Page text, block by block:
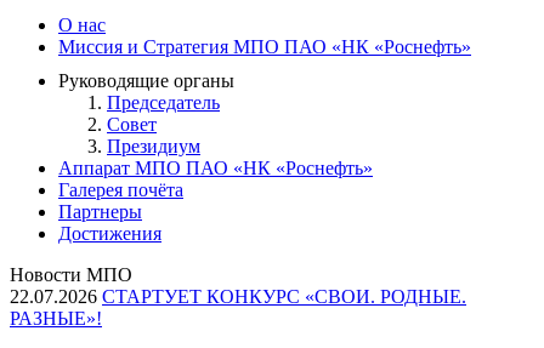
О нас
Миссия и Стратегия МПО ПАО «НК «Роснефть»
Руководящие органы
Председатель
Совет
Президиум
Аппарат МПО ПАО «НК «Роснефть»
Галерея почёта
Партнеры
Достижения
Новости МПО
22.07.2026 СТАРТУЕТ КОНКУРС «СВОИ. РОДНЫЕ.
РАЗНЫЕ»!